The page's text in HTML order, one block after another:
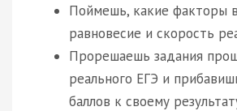
Поймешь, какие факторы
равновесие и скорость
Прорешаешь задания
реального ЕГЭ и
баллов к своему